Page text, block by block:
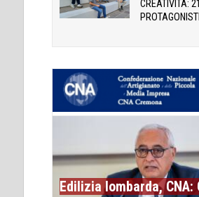
CREATIVITÀ:
Edilizia lombarda, CNA: